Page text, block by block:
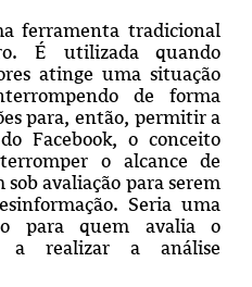
ferramenta tradicional
É utilizada quando
atinge uma situação
de forma
para, então, permitir a
Facebook, o conceito
o alcance de
avaliação para serem
Seria uma
para quem avalia o
a realizar a análise